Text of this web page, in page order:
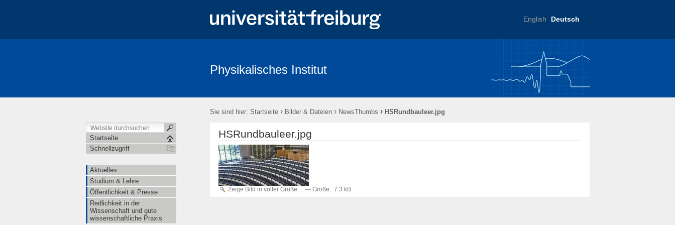
English Deutsch
Physikalisches Institut
Sie sind hier: Startseite › Bilder & Dateien › NewsThumbs › HSRundbauleer.jpg
Startseite
Schnellzugriff
Aktuelles
Studium & Lehre
Öffentlichkeit & Presse
Redlichkeit in der
Wissenschaft und gute
wissenschaftliche Praxis
HSRundbauleer.jpg
Zeige Bild in voller Größe… — Größe:: 7.3 kB